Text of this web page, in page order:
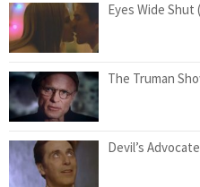
Eyes Wide Shut
The Truman
Devil’s